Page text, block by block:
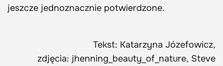
jeszcze jednoznacznie potwierdzone.
Tekst: Katarzyna Józefowicz,
zdjęcia: jhenning_beauty_of_nature, Steve